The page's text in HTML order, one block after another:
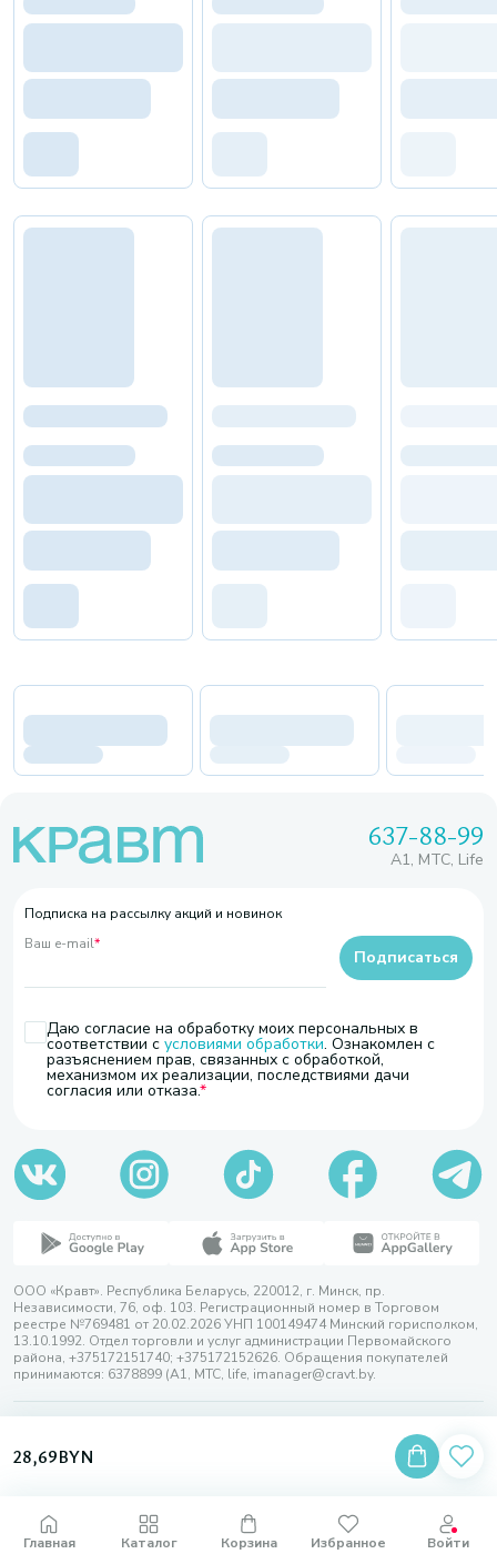
28,69BYN
637-88-99
A1, МТС, Life
Подписка на рассылку акций и новинок
Ваш e-mail*
Даю согласие на обработку моих персональных в
соответствии с условиями обработки. Ознакомлен с
разъяснением прав, связанных с обработкой,
механизмом их реализации, последствиями дачи
согласия или отказа.
Подписаться
ООО «Кравт». Республика Беларусь, 220012, г. Минск, пр.
Независимости, 76, оф. 103. Регистрационный номер в Торговом
реестре №769481 от 20.02.2026 УНП 100149474 Минский горисполком,
13.10.1992. Отдел торговли и услуг администрации Первомайского
района, +375172151740; +375172152626. Обращения покупателей
принимаются: 6378899 (А1, МТС, life, imanager@cravt.by.
Разработка сайта — SLAM
Выбор настроек Cookie
Главная Каталог Корзина Избранное Войти